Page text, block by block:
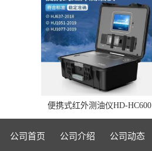
便携式红外测油仪HD-HC600
公司首页 公司介绍 公司动态